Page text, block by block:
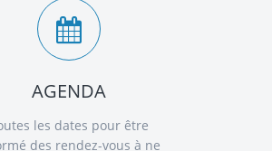
AGENDA
les dates pour être
des rendez-vous à ne